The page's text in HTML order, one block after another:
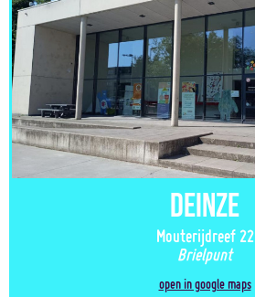
Deinze
Mouterijdreef 22
Brielpunt
open in google maps